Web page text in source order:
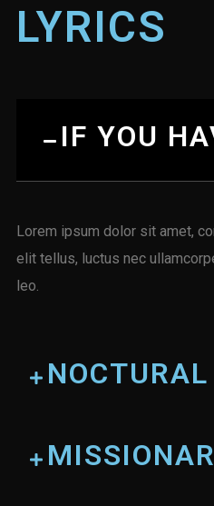
Tiger Rag
LYRICS
IF YOU
Lorem ipsum dolor sit amet,
elit tellus, luctus nec
leo.